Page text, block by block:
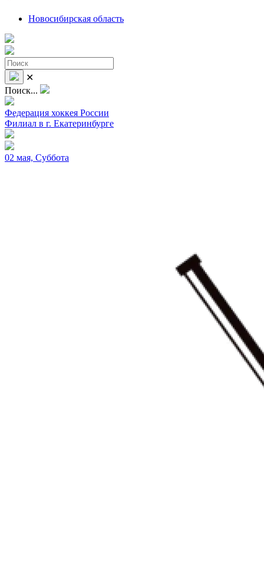
Новосибирская область
✕
Поиск...
Федерация хоккея России
Филиал в г. Екатеринбурге
02 мая, Суббота